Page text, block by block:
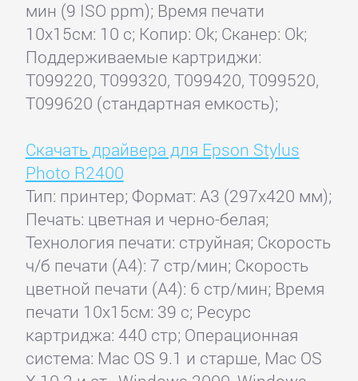
мин (9 ISO ppm); Время печати
10x15см: 10 с; Копир: Ok; Сканер: Ok;
Поддерживаемые картриджи:
T099220, T099320, T099420, T099520,
T099620 (стандартная емкость);
Скачать драйвера для Epson Stylus
Photo R2400
Тип: принтер; Формат: A3 (297x420 мм);
Печать: цветная и черно-белая;
Технология печати: струйная; Скорость
ч/б печати (А4): 7 стр/мин; Скорость
цветной печати (А4): 6 стр/мин; Время
печати 10x15см: 39 с; Ресурс
картриджа: 440 стр; Операционная
система: Mac OS 9.1 и старше, Mac OS